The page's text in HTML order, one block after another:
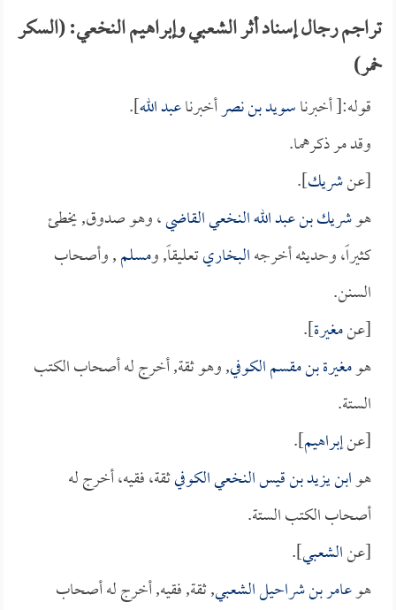
تراجم رجال إسناد أثر الشعبي وإبراهيم النخعي: (السكر
خمر)
قوله:[ أخبرناسويد بن نصرأخبرناعبد الله].
وقد مر ذكرهما.
[عنشريك].
هوشريك بن عبد الله النخعي القاضي، وهو صدوق, يخطئ
كثيراً، وحديثه أخرجهالبخاريتعليقاً, ومسلم, وأصحاب
السنن.
[عنمغيرة].
هومغيرة بن مقسم الكوفي, وهو ثقة, أخرج له أصحاب الكتب
الستة.
[عنإبراهيم].
هوابن يزيد بن قيس النخعي الكوفيثقة، فقيه، أخرج له
أصحاب الكتب الستة.
[عنالشعبي].
هوعامر بن شراحيل الشعبي, ثقة, فقيه, أخرج له أصحاب